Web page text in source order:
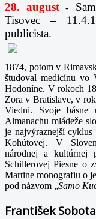
28. august -
Tisovec –
publicista.
1874, potom v
študoval medicínu
Hodoníne. V rokoch
Zora v Bratislave, v
Viedni. Svoje básne
Almanachu mládeže
je najvýraznejší
Kohútovej. V
národnej a kultúrnej
Schillerovej Piesne o
Martine monografiu o
pod názvom „Samo
František